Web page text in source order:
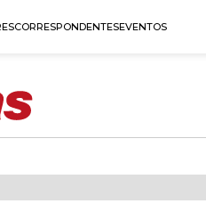
CORRESPONDENTESEVENTOS